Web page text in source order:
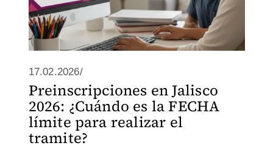
17.02.2026/
Preinscripciones en Jalisco
2026: ¿Cuándo es la FECHA
límite para realizar el
tramite?